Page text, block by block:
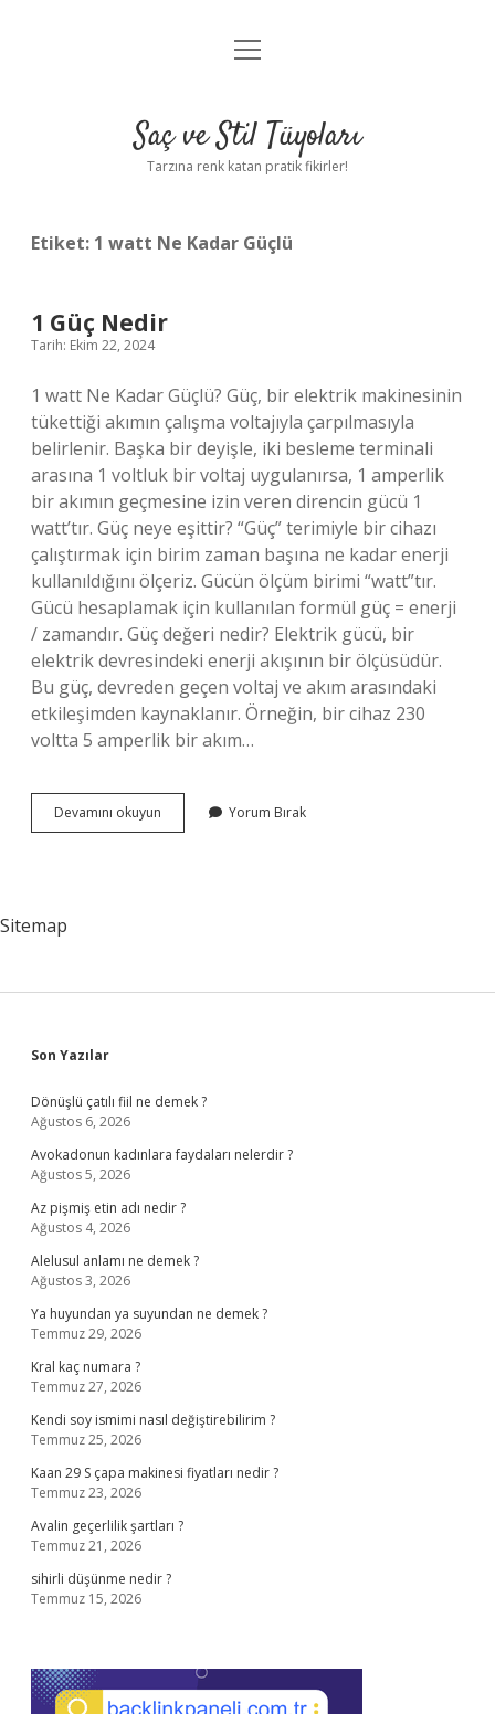
Anasayfa
Yasal Uyarı
menüyü
Saç ve Stil Tüyoları
Tarzına renk katan pratik fikirler!
Etiket: 1 watt Ne Kadar Güçlü
1 Güç Nedir
Tarih: Ekim 22, 2024
1 watt Ne Kadar Güçlü? Güç, bir elektrik makinesinin
tükettiği akımın çalışma voltajıyla çarpılmasıyla
belirlenir. Başka bir deyişle, iki besleme terminali
arasına 1 voltluk bir voltaj uygulanırsa, 1 amperlik
bir akımın geçmesine izin veren direncin gücü 1
watt’tır. Güç neye eşittir? “Güç” terimiyle bir cihazı
çalıştırmak için birim zaman başına ne kadar enerji
kullanıldığını ölçeriz. Gücün ölçüm birimi “watt”tır.
Gücü hesaplamak için kullanılan formül güç = enerji
/ zamandır. Güç değeri nedir? Elektrik gücü, bir
elektrik devresindeki enerji akışının bir ölçüsüdür.
Bu güç, devreden geçen voltaj ve akım arasındaki
etkileşimden kaynaklanır. Örneğin, bir cihaz 230
voltta 5 amperlik bir akım…
Devamını okuyun
Güç
Yorum Bırak
Sitemap
Sidebar
Son Yazılar
Dönüşlü çatılı fiil ne demek ?
Ağustos 6, 2026
Avokadonun kadınlara faydaları nelerdir ?
Ağustos 5, 2026
Az pişmiş etin adı nedir ?
Ağustos 4, 2026
Alelusul anlamı ne demek ?
Ağustos 3, 2026
Ya huyundan ya suyundan ne demek ?
Temmuz 29, 2026
Kral kaç numara ?
Temmuz 27, 2026
Kendi soy ismimi nasıl değiştirebilirim ?
Temmuz 25, 2026
Kaan 29 S çapa makinesi fiyatları nedir ?
Temmuz 23, 2026
Avalin geçerlilik şartları ?
Temmuz 21, 2026
sihirli düşünme nedir ?
Temmuz 15, 2026